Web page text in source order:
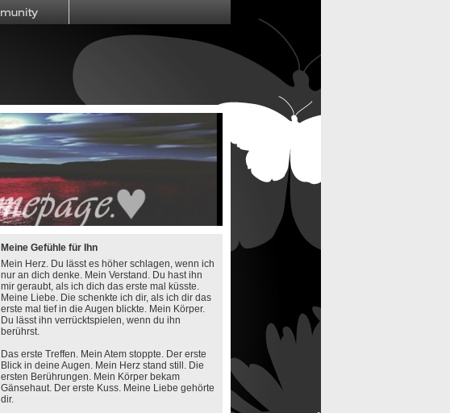
Meine Gefühle für Ihn
Mein Herz. Du lässt es höher schlagen, wenn ich
nur an dich denke. Mein Verstand. Du hast ihn
mir geraubt, als ich dich das erste mal küsste.
Meine Liebe. Die schenkte ich dir, als ich dir das
erste mal tief in die Augen blickte. Mein Körper.
Du lässt ihn verrücktspielen, wenn du ihn
berührst.
Das erste Treffen. Mein Atem stoppte. Der erste
Blick in deine Augen. Mein Herz stand still. Die
ersten Berührungen. Mein Körper bekam
Gänsehaut. Der erste Kuss. Meine Liebe gehörte
dir.